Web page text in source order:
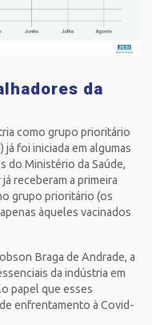
da
como grupo prioritário
foi iniciada em algumas
do Ministério da Saúde,
receberam a primeira
grupo prioritário (os
àqueles vacinados
Braga de Andrade, a
da indústria em
papel que esses
enfrentamento à Covid-